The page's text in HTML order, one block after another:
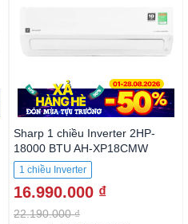
Sharp 1 chiều Inverter 2HP-
18000 BTU AH-XP18CMW
1 chiều Inverter
16.990.000 ₫
22.190.000 ₫